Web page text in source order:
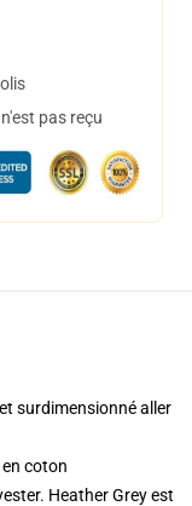
pas reçu
surdimensionné aller
coton
Heather Grey est